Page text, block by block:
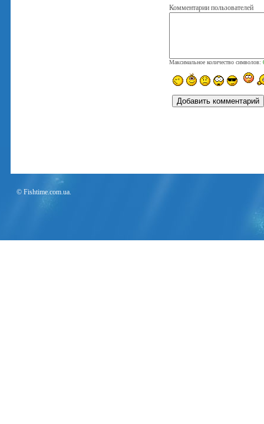
Комментарии пользователей
Максимальное количество символов:
© Fishtime.com.ua.